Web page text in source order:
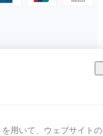
用いて、ウェブサイトの